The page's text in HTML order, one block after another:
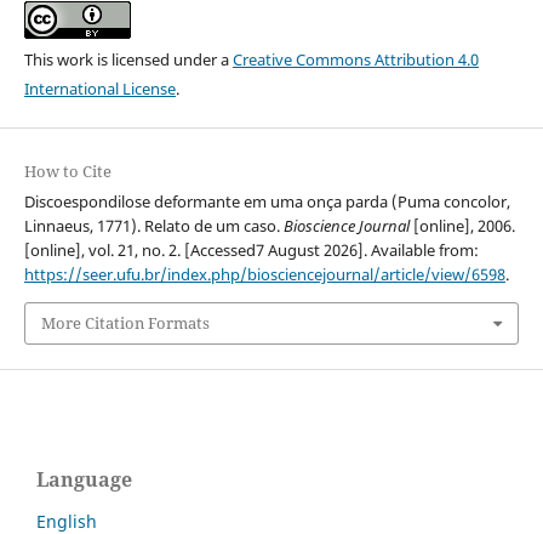
This work is licensed under aCreative Commons Attribution 4.0
International License.
How to Cite
Discoespondilose deformante em uma onça parda (Puma concolor,
Linnaeus, 1771). Relato de um caso.Bioscience Journal[online], 2006.
[online], vol. 21, no. 2. [Accessed7 August 2026]. Available from:
https://seer.ufu.br/index.php/biosciencejournal/article/view/6598.
More Citation Formats
Language
English